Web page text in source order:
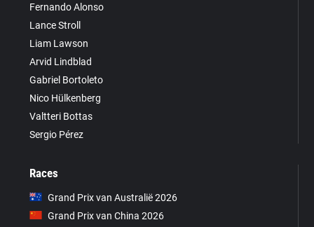
Fernando Alonso
Lance Stroll
Liam Lawson
Arvid Lindblad
Gabriel Bortoleto
Nico Hülkenberg
Valtteri Bottas
Sergio Pérez
Races
Grand Prix van Australië 2026
Grand Prix van China 2026